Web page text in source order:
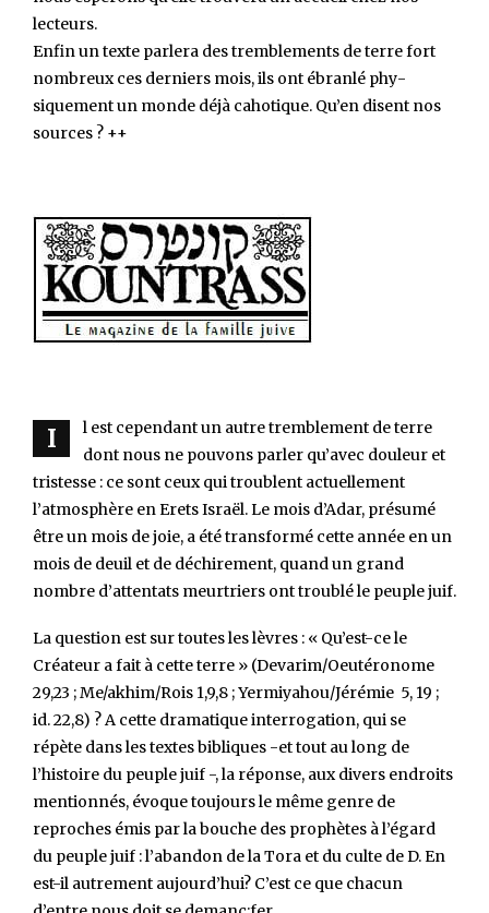
lecteurs.
Enfin un texte parlera des tremblements de terre fort
nombreux ces derniers mois, ils ont ébranlé phy­
siquement un monde déjà cahotique. Qu’en disent nos
sources ? ++
I
l est cependant un autre tremblement de terre
dont nous ne pouvons parler qu’avec douleur et
tristesse : ce sont ceux qui troublent actuellement
l’atmosphère en Erets Israël. Le mois d’Adar, présu­mé
être un mois de joie, a été transformé cette année en un
mois de deuil et de déchirement, quand un grand
nombre d’attentats meurtriers ont trou­blé le peuple juif.
La question est sur toutes les lèvres : « Qu’est-ce le
Créateur a fait à cette terre » (Devarim/Oeutéronome
29,23 ; Me/akhim/Rois 1,9,8 ; Yermiyahou/Jérémie 5, 19 ;
id. 22,8) ? A cette dramatique interrogation, qui se
répète dans les textes bibliques -et tout au long de
l’histoire du peuple juif -, la réponse, aux divers endroits
mentionnés, évoque toujours le même genre de
reproches émis par la bouche des prophè­tes à l’égard
du peuple juif : l’abandon de la Tora et du culte de D. En
est-il autrement aujourd’hui? C’est ce que chacun